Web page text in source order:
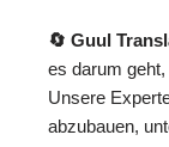
🔄 Guul
es darum
Unsere
abzubauen,